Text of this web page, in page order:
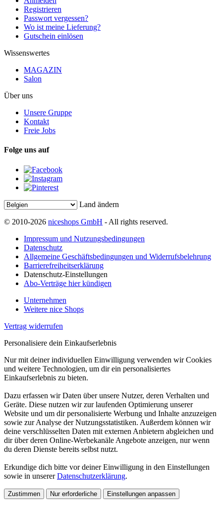
Registrieren
Passwort vergessen?
Wo ist meine Lieferung?
Gutschein einlösen
Wissenswertes
MAGAZIN
Salon
Über uns
Unsere Gruppe
Kontakt
Freie Jobs
Folge uns auf
Land ändern
© 2010-2026 niceshops GmbH - All rights reserved.
Impressum und Nutzungsbedingungen
Datenschutz
Allgemeine Geschäftsbedingungen und Widerrufsbelehrung
Barrierefreiheitserklärung
Datenschutz-Einstellungen
Abo-Verträge hier kündigen
Unternehmen
Weitere nice Shops
Vertrag widerrufen
Personalisiere dein Einkaufserlebnis
Nur mit deiner individuellen Einwilligung verwenden wir Cookies
und weitere Technologien, um dir ein personalisiertes
Einkaufserlebnis zu bieten.
Dazu erfassen wir Daten über unsere Nutzer, deren Verhalten und
Geräte. Diese nutzen wir zur laufenden Optimierung unserer
Website und um dir personalisierte Werbung und Inhalte anzuzeigen
sowie zur Analyse der Nutzungsstatistiken. Außerdem können wir
deine verschlüsselten Daten mit externen Anbietern abgleichen und
dir über deren Online-Werbekanäle Angebote anzeigen, nur wenn
du deren Dienste bereits selbst nutzt.
Erkundige dich bitte vor deiner Einwilligung in den Einstellungen
sowie in unsererDatenschutzerklärung.
Zustimmen Nur erforderliche Einstellungen anpassen